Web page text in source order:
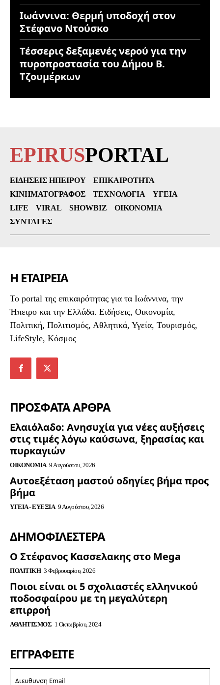
Ιωάννινα: Θερμή υποδοχή στον
Στέφανο Ντούσκο
Τέσσερις δεξαμενές νερού για την
πυροπροστασία του Δήμου Β.
Τζουμέρκων
EPIRUSPORTAL
ΕΙΔΉΣΕΙΣ ΗΠΕΊΡΟΥ
ΕΠΙΚΑΙΡΌΤΗΤΑ
ΚΙΝΗΜΑΤΟΓΡΆΦΟΣ
ΤΕΧΝΟΛΟΓΊΑ
ΥΓΕΊΑ
LIFE
VIRAL SHOWBIZ
ΟΙΚΟΝΟΜΊΑ
ΣΥΝΤΑΓΈΣ
Η ΕΤΑΙΡΕΙΑ
To portal της επικαιρότητας για τα Ιωάννινα, την
Ήπειρο και την Ελλάδα. Ειδήσεις, Οικονομία,
Πολιτική, Πολιτισμός, Αθλητικά, Υγεία, Τουρισμός,
LifeStyle, Κόσμος
ΠΡΟΣΦΑΤΑ ΑΡΘΡΑ
Ελαιόλαδο: Ανησυχία για νέες αυξήσεις
στις τιμές λόγω καύσωνα, ξηρασίας και
πυρκαγιών
ΟΙΚΟΝΟΜΊΑ 9 Αυγούστου, 2026
Αυτοεξέταση μαστού οδηγίες βήμα προς
βήμα
ΥΓΕΊΑ - ΕΥΕΞΊΑ 9 Αυγούστου, 2026
ΔΗΜΟΦΙΛΈΣΤΕΡΑ
Ο Στέφανος Κασσελακης στο Mega
ΠΟΛΙΤΙΚΉ 3 Φεβρουαρίου, 2026
Ποιοι είναι οι 5 σχολιαστές ελληνικού
ποδοσφαίρου με τη μεγαλύτερη
επιρροή
ΑΘΛΗΤΙΣΜΌΣ 1 Οκτωβρίου, 2024
ΕΓΓΡΑΦΕΊΤΕ